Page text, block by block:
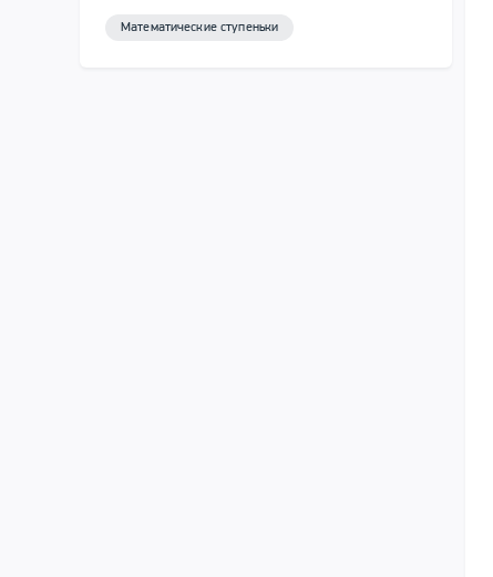
Математические ступеньки